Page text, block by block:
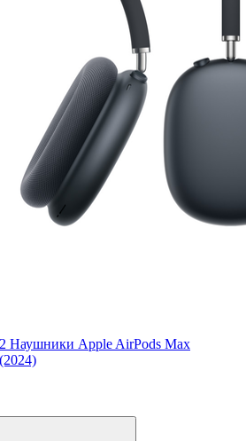
Наушники Apple AirPods Max